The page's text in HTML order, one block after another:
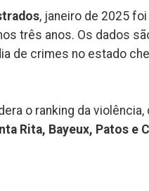
, janeiro de 2025
três anos. Os dados
de crimes no estado
o ranking da violência,
Rita, Bayeux, Patos e